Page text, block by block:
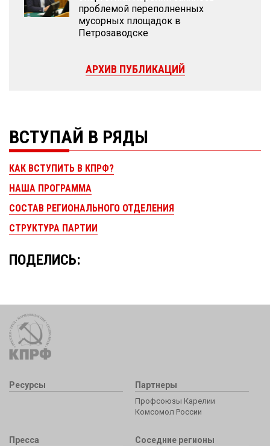
проблемой переполненных
мусорных площадок в
Петрозаводске
АРХИВ ПУБЛИКАЦИЙ
ВСТУПАЙ В РЯДЫ
КАК ВСТУПИТЬ В КПРФ?
НАША ПРОГРАММА
СОСТАВ РЕГИОНАЛЬНОГО ОТДЕЛЕНИЯ
СТРУКТУРА ПАРТИИ
ПОДЕЛИСЬ:
Ресурсы Партнеры
Профсоюзы Карелии
Комсомол России
Пресса Соседние регионы